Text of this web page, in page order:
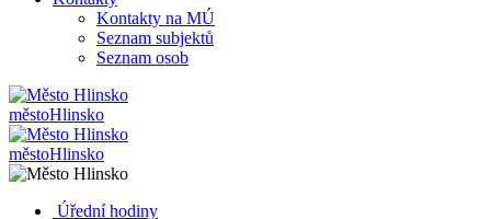
Kontakty na MÚ
Seznam subjektů
Seznam osob
městoHlinsko
městoHlinsko
Úřední hodiny